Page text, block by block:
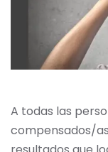
A todas las
compensados/